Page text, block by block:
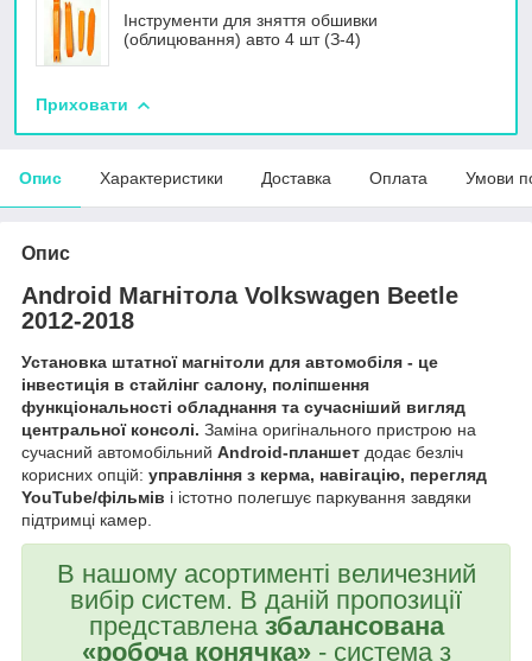
Інструменти для зняття обшивки
(облицювання) авто 4 шт (З-4)
Приховати
Опис Характеристики Доставка Оплата Умови
Опис
Android Магнітола Volkswagen Beetle
2012-2018
Установка штатної магнітоли для автомобіля - це
інвестиція в стайлінг салону, поліпшення
функціональності обладнання та сучасніший вигляд
центральної консолі. Заміна оригінального пристрою на
сучасний автомобільний Android-планшет додає безліч
корисних опцій: управління з керма, навігацію, перегляд
YouTube/фільмів і істотно полегшує паркування завдяки
підтримці камер.
В нашому асортименті величезний
вибір систем. В даній пропозиції
представлена збалансована
«робоча конячка»- система з